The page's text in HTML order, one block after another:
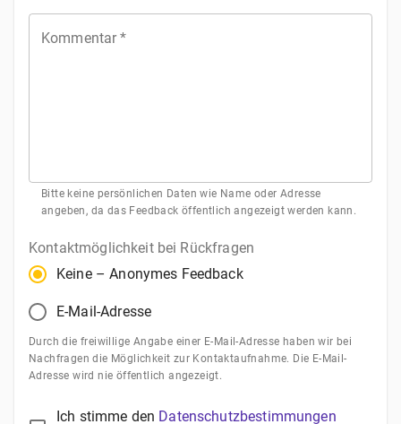
Stern
Sterne
Sterne
Sterne
Sterne
Kommentar *
Bitte keine persönlichen Daten wie Name oder Adresse
angeben, da das Feedback öffentlich angezeigt werden kann.
Kontaktmöglichkeit bei Rückfragen
Keine – Anonymes Feedback
E-Mail-Adresse
Durch die freiwillige Angabe einer E-Mail-Adresse haben wir bei
Nachfragen die Möglichkeit zur Kontaktaufnahme. Die E-Mail-
Adresse wird nie öffentlich angezeigt.
Ich stimme den Datenschutzbestimmungen